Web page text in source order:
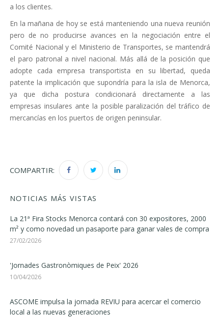
a los clientes.
En la mañana de hoy se está manteniendo una nueva reunión
pero de no producirse avances en la negociación entre el
Comité Nacional y el Ministerio de Transportes, se mantendrá
el paro patronal a nivel nacional. Más allá de la posición que
adopte cada empresa transportista en su libertad, queda
patente la implicación que supondría para la isla de Menorca,
ya que dicha postura condicionará directamente a las
empresas insulares ante la posible paralización del tráfico de
mercancías en los puertos de origen peninsular.
COMPARTIR:
NOTICIAS MÁS VISTAS
La 21ª Fira Stocks Menorca contará con 30 expositores, 2000
m² y como novedad un pasaporte para ganar vales de compra
27/02/2026
'Jornades Gastronòmiques de Peix' 2026
10/04/2026
ASCOME impulsa la jornada REVIU para acercar el comercio
local a las nuevas generaciones